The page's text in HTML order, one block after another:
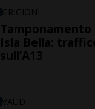
GRIGIONI
Tamponamento
Isla Bella:
sull’A13
VAUD